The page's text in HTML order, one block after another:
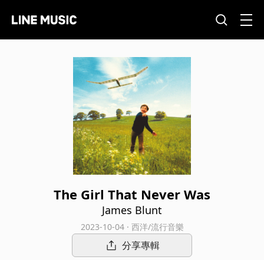
The Girl That Never Was
James Blunt
2023-10-04 · 西洋/流行音樂
分享專輯